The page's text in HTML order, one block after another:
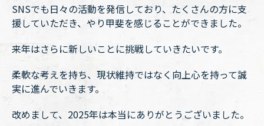
SNSでも日々の活動を発信しており、たくさんの方に支
援していただき、やり甲斐を感じることができました。
来年はさらに新しいことに挑戦していきたいです。
柔軟な考えを持ち、現状維持ではなく向上心を持って誠
実に進んでいきます。
改めまして、2025年は本当にありがとうございました。